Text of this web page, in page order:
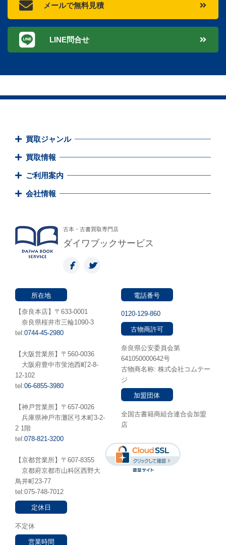
メールで無料見積
LINE問合せ
買取ジャンル
買取情報
ご利用案内
会社情報
古本・古書買取専門店
ダイワブックサービス
所在地
【奈良本店】〒633-0001
奈良県桜井市三輪1090-3
tel:0744-45-2980
【大阪営業所】〒560-0036
⼤阪府豊中市蛍池⻄町2-8-
12-102
tel:06-6855-3980
【神戸営業所】〒657-0026
兵庫県神⼾市灘区弓木町3-2-
2 1階
tel:078-821-3200
【京都営業所】〒607-8355
京都府京都市山科区西野大
鳥井町23-77
tel:075-748-7012
定休日
不定休
営業時間
電話番号
0120-129-860
古物商許可
奈良県公安委員会第
641050000642号
古物商名称: 株式会社コムテー
ジ
加盟団体
全国古書籍商組合連合会加盟
店